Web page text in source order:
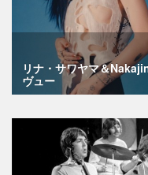
リナ・サワヤマ＆
ヴュー